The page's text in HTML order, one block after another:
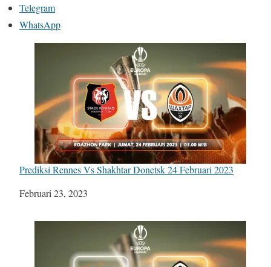
Telegram
WhatsApp
Prediksi Rennes Vs Shakhtar Donetsk 24 Februari 2023
Tanggal
Februari 23, 2023